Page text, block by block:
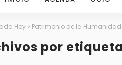
Hoy > Patrimonio de la Humanidad
por